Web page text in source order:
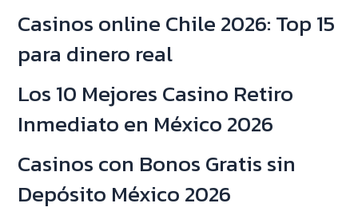
Casinos online Chile 2026: Top 15
para dinero real
Los 10 Mejores Casino Retiro
Inmediato en México 2026
Casinos con Bonos Gratis sin
Depósito México 2026